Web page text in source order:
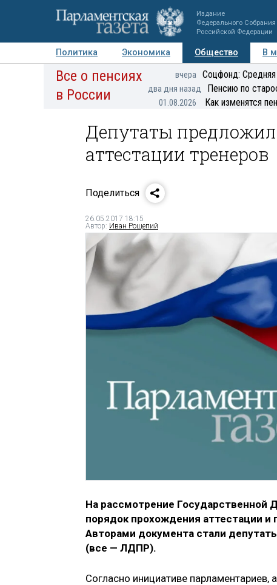
Издание
Федерального Собрания
Российской Федерации
Политика Экономика Общество В
Авторы Персоны Мнения Регионы
Все о пенсиях
в России
вчера Соцфонд: Средняя
два дня назад Пенсию по
01.08.2026 Как изменятся
Депутаты
аттестации тренеров
Поделиться
26.05.2017 18:15
Автор: Иван Рощепий
На рассмотрение Государственной
порядок прохождения аттестации и
Авторами документа стали
(все — ЛДПР).
Согласно инициативе парламентариев,